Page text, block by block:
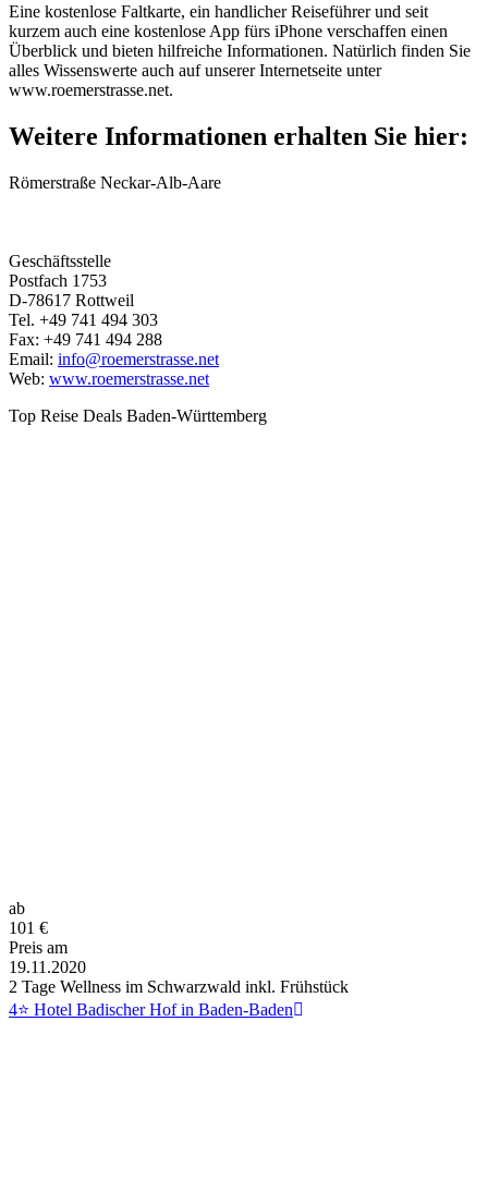
Eine kostenlose Faltkarte, ein handlicher Reiseführer und seit
kurzem auch eine kostenlose App fürs iPhone verschaffen einen
Überblick und bieten hilfreiche Informationen. Natürlich finden Sie
alles Wissenswerte auch auf unserer Internetseite unter
www.roemerstrasse.net.
Weitere Informationen erhalten Sie hier:
Römerstraße Neckar-Alb-Aare
Geschäftsstelle
Postfach 1753
D-78617 Rottweil
Tel. +49 741 494 303
Fax: +49 741 494 288
Email: info@roemerstrasse.net
Web: www.roemerstrasse.net
Top Reise Deals Baden-Württemberg
ab
101 €
Preis am
19.11.2020
2 Tage Wellness im Schwarzwald inkl. Frühstück
4⭐ Hotel Badischer Hof in Baden-Baden